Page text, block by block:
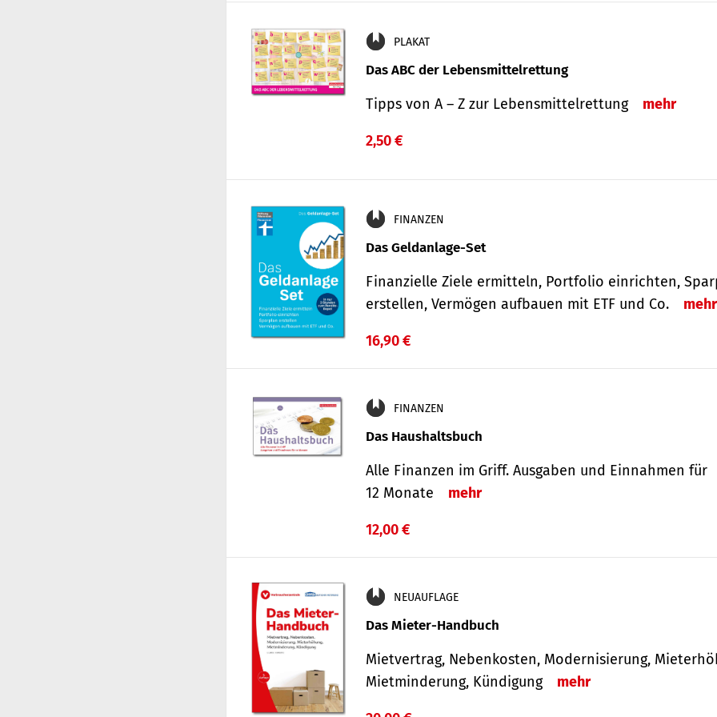
PLAKAT
Das ABC der Lebensmittelrettung
Tipps von A – Z zur Lebensmittelrettung mehr
2,50 €
FINANZEN
Das Geldanlage-Set
Finanzielle Ziele ermitteln, Portfolio einrichten,
erstellen, Vermögen aufbauen mit ETF und Co.
mehr
16,90 €
FINANZEN
Das Haushaltsbuch
Alle Finanzen im Griff. Aus­gaben und Ein­nahmen für
12 Monate
mehr
12,00 €
NEUAUFLAGE
Das Mieter-Handbuch
Mietvertrag, Nebenkosten, Modernisierung,
Mietminderung, Kündigung
mehr